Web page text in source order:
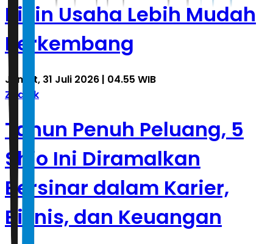
Bikin Usaha Lebih Mudah
Berkembang
Jumat, 31 Juli 2026 | 04.55 WIB
Zodiak
Tahun Penuh Peluang, 5
Shio Ini Diramalkan
Bersinar dalam Karier,
Bisnis, dan Keuangan